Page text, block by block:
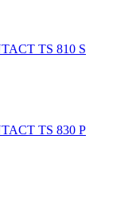
TS 810 S
TS 830 P